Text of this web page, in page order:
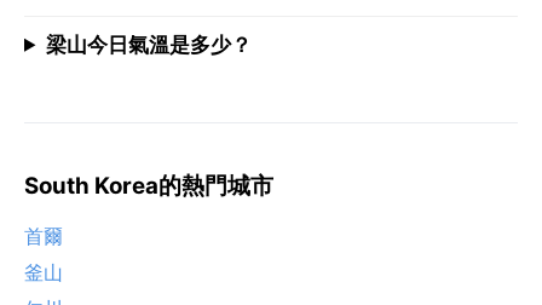
梁山今日氣溫是多少？
South Korea的熱門城市
首爾
釜山